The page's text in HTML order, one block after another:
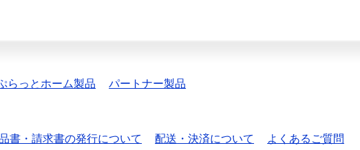
らっとホーム製品 パートナー製品
書・請求書の発行について 配送・決済について
よくあるご質問